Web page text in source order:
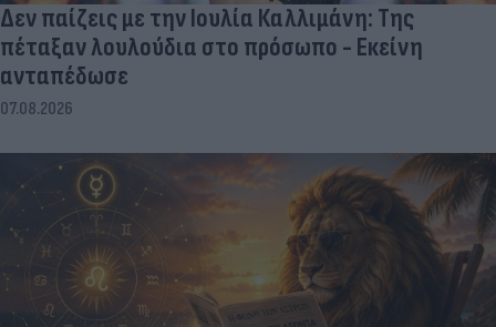
Δεν παίζεις με την Ιουλία Καλλιμάνη: Της
πέταξαν λουλούδια στο πρόσωπο - Εκείνη
ανταπέδωσε
07.08.2026